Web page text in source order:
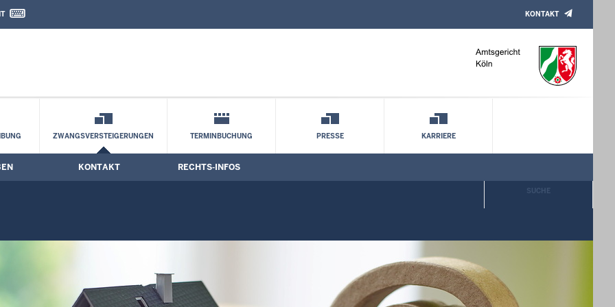
Kontaktformular
KONTAKT
ZWANGSVERSTEIGERUNGEN TERMINBUCHUNG PRESSE KARRIERE
SUCHE
KONTAKT RECHTS-INFOS